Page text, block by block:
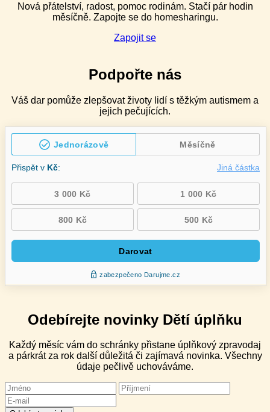
Nová přátelství, radost, pomoc rodinám. Stačí pár hodin
měsíčně. Zapojte se do homesharingu.
Zapojit se
Podpořte nás
Váš dar pomůže zlepšovat životy lidí s těžkým autismem a
jejich pečujících.
Odebírejte novinky Dětí úplňku
Každý měsíc vám do schránky přistane úplňkový zpravodaj
a párkrát za rok další důležitá či zajímavá novinka. Všechny
údaje pečlivě uchováváme.